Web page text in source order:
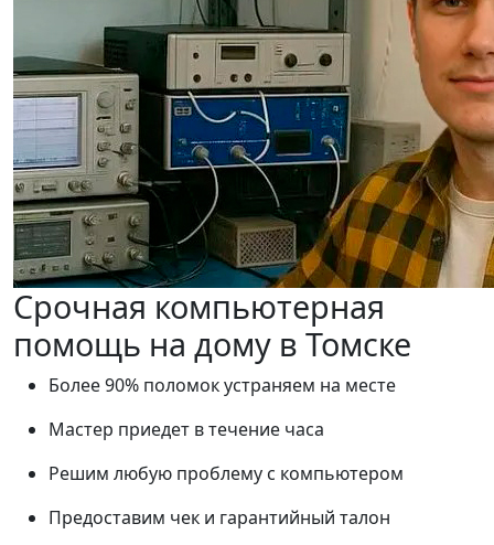
Срочная компьютерная
помощь на дому в Томске
Более 90% поломок устраняем на месте
Мастер приедет в течение часа
Решим любую проблему с компьютером
Предоставим чек и гарантийный талон